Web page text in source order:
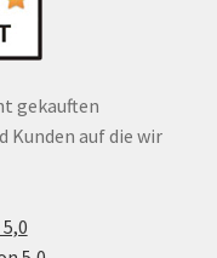
gekauften
Kunden auf die wir